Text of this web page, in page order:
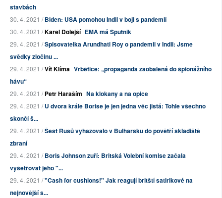
stavbách
30. 4. 2021 /Biden: USA pomohou Indii v boji s pandemií
30. 4. 2021 /Karel Dolejší EMA má Sputnik
29. 4. 2021 /Spisovatelka Arundhati Roy o pandemii v Indii: Jsme
svědky zločinu ...
29. 4. 2021 /Vít Klíma Vrbětice: „propaganda zaobalená do špionážního
hávu“
29. 4. 2021 /Petr Haraším Na klokany a na opice
29. 4. 2021 /U dvora krále Borise je jen jedna věc jistá: Tohle všechno
skončí š...
29. 4. 2021 /Šest Rusů vyhazovalo v Bulharsku do povětří skladiště
zbraní
29. 4. 2021 /Boris Johnson zuří: Britská Volební komise začala
vyšetřovat jeho "...
29. 4. 2021 /"Cash for cushions!" Jak reagují britští satirikové na
nejnovější s...